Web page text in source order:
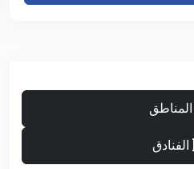
المناطق
الفنادق